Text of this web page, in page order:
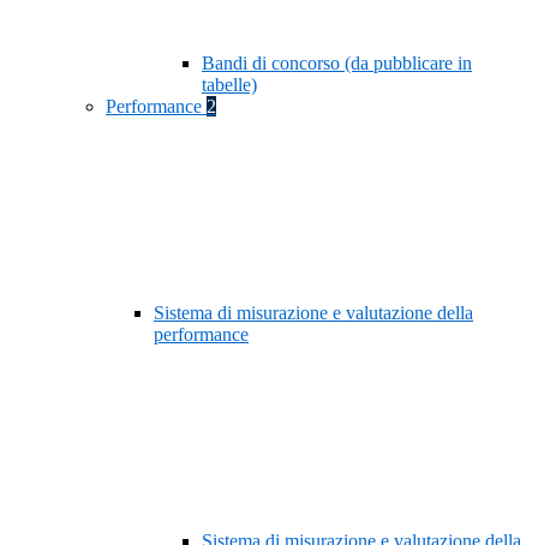
Bandi di concorso (da pubblicare in
tabelle)
Performance 2
Sistema di misurazione e valutazione della
performance